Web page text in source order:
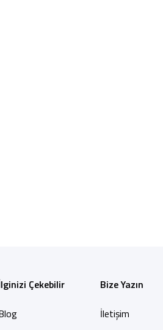
Çekebilir
Bize Yazın
İletişim